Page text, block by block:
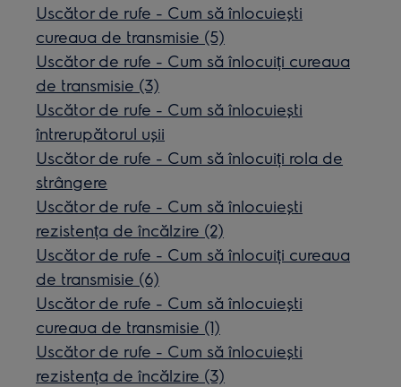
Uscător de rufe - Cum să înlocuiești
cureaua de transmisie (5)
Uscător de rufe - Cum să înlocuiți cureaua
de transmisie (3)
Uscător de rufe - Cum să înlocuiești
întrerupătorul ușii
Uscător de rufe - Cum să înlocuiți rola de
strângere
Uscător de rufe - Cum să înlocuiești
rezistența de încălzire (2)
Uscător de rufe - Cum să înlocuiți cureaua
de transmisie (6)
Uscător de rufe - Cum să înlocuiești
cureaua de transmisie (1)
Uscător de rufe - Cum să înlocuiești
rezistența de încălzire (3)